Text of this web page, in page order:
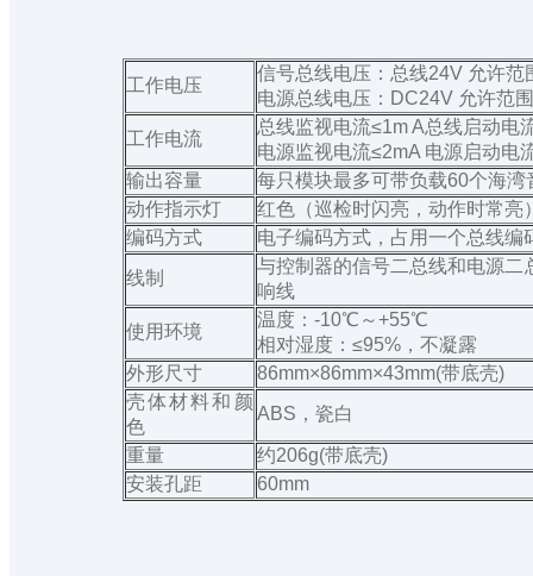
工作电压
信号总线电压：总线24V 允许范
电源总线电压：DC24V 允许范
工作电流
总线监视电流≤1m A总线启动电
电源监视电流≤2mA 电源启动电
输出容量
每只模块最多可带负载60个海
动作指示灯
红色（巡检时闪亮，动作时常亮
编码方式
电子编码方式，占用一个总线
线制
与控制器的信号二总线和电源
响线
使用环境
温度：-10℃～+55℃
相对湿度：≤95%，不凝露
外形尺寸
86mm×86mm×43mm(带底壳)
壳体材料和颜
色
ABS，瓷白
重量
约206g(带底壳)
安装孔距
60mm